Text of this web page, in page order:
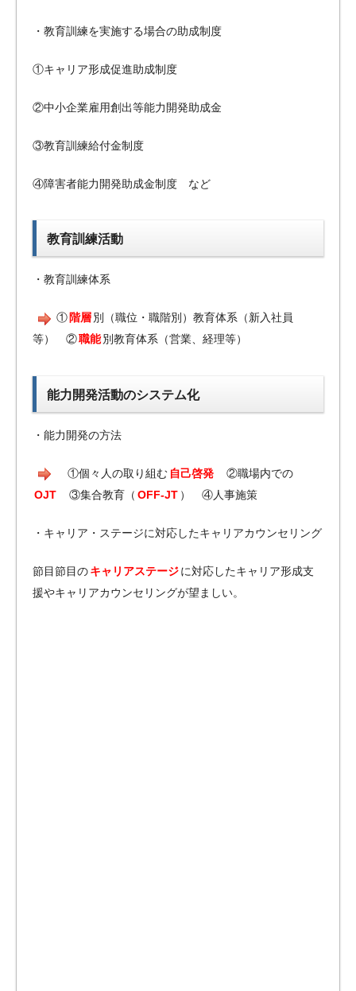
・教育訓練を実施する場合の助成制度
①キャリア形成促進助成制度
②中小企業雇用創出等能力開発助成金
③教育訓練給付金制度
④障害者能力開発助成金制度 など
教育訓練活動
・教育訓練体系
① 階層別（職位・職階別）教育体系（新入社員
等） ②職能別教育体系（営業、経理等）
能力開発活動のシステム化
・能力開発の方法
①個々人の取り組む 自己啓発
②職場内での
OJT
③集合教育（ OFF-JT ） ④人事施策
・キャリア・ステージに対応したキャリアカウンセリング
節目節目のキャリアステージに対応したキャリア形成支
援やキャリアカウンセリングが望ましい。